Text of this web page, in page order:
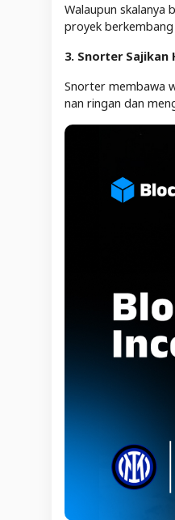
Walaupun skalanya
proyek
3. Snorter Sajikan
Snorter membawa
nan ringan dan